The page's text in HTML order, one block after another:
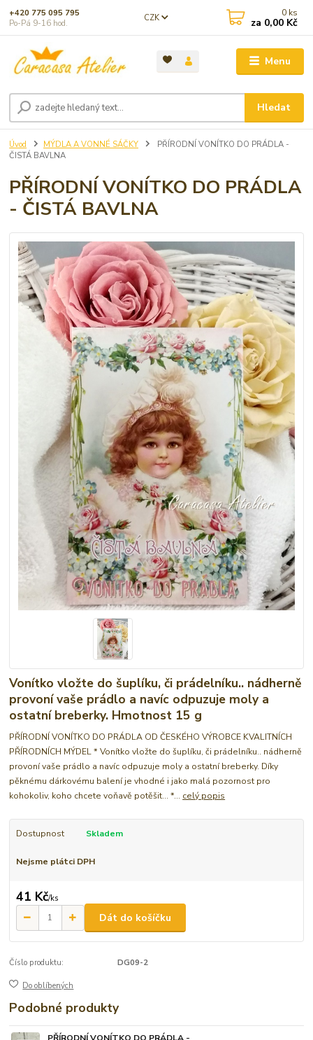
Menu
CZK
Hledat
+420 775 095 795
Po-Pá 9-16 hod.
0 ks
za 0,00 Kč
Úvod MÝDLA A VONNÉ SÁČKY
PŘÍRODNÍ VONÍTKO DO PRÁDLA -
ČISTÁ BAVLNA
PŘÍRODNÍ VONÍTKO DO PRÁDLA
- ČISTÁ BAVLNA
Vonítko vložte do šuplíku, či prádelníku.. nádherně
provoní vaše prádlo a navíc odpuzuje moly a
ostatní breberky. Hmotnost 15 g
PŘÍRODNÍ VONÍTKO DO PRÁDLA OD ČESKÉHO VÝROBCE KVALITNÍCH
PŘÍRODNÍCH MÝDEL * Vonítko vložte do šuplíku, či prádelníku.. nádherně
provoní vaše prádlo a navíc odpuzuje moly a ostatní breberky. Díky
pěknému dárkovému balení je vhodné i jako malá pozornost pro
kohokoliv, koho chcete voňavě potěšit... *... celý popis
Dostupnost Skladem
Nejsme plátci DPH
41 Kč/ks
Dát do košíčku
Číslo produktu: DG09-2
Do oblíbených
Podobné produkty
PŘÍRODNÍ VONÍTKO DO PRÁDLA -